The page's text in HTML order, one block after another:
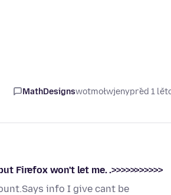
MathDesignswotmołwjenypřed 1
won't let me. .>>>>>>>>>>>
info I give cant be